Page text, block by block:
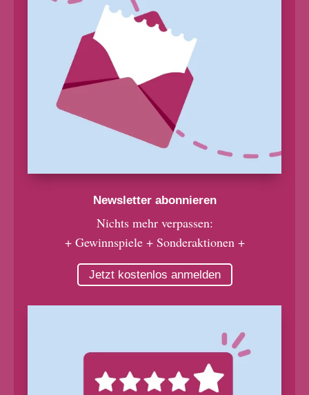
Newsletter abonnieren
Nichts mehr verpassen:
+ Gewinnspiele + Sonderaktionen +
Jetzt kostenlos anmelden